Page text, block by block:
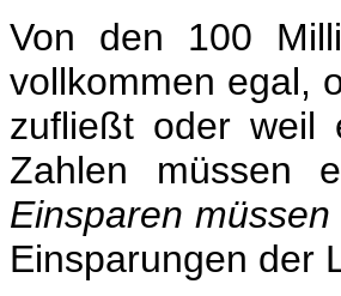
Von den 100
vollkommen egal,
zufließt oder weil
Zahlen müssen
Einsparen
Einsparungen der